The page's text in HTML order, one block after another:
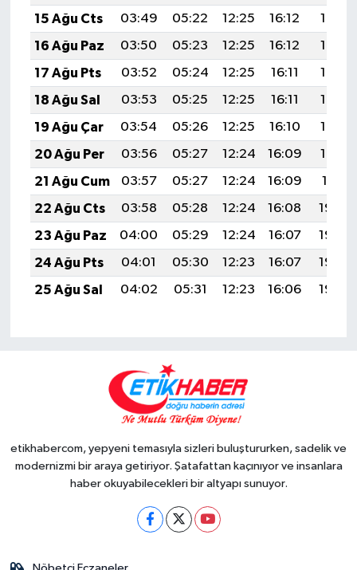
15 Ağu Cts
03:49 05:22 12:25 16:12
19:19
16 Ağu Paz
03:50 05:23 12:25 16:12
19:18
17 Ağu Pts
03:52 05:24 12:25 16:11
19:16
18 Ağu Sal
03:53 05:25 12:25 16:11
19:15
19 Ağu Çar
03:54 05:26 12:25 16:10
19:14
20 Ağu Per
03:56 05:27 12:24 16:09
19:12
21 Ağu Cum
03:57 05:27 12:24 16:09
19:11
22 Ağu Cts
03:58 05:28 12:24 16:08
19:09
23 Ağu Paz
04:00 05:29 12:24 16:07
19:08
24 Ağu Pts
04:01 05:30 12:23 16:07
19:06
25 Ağu Sal
04:02 05:31 12:23 16:06 19:05
etikhabercom, yepyeni temasıyla sizleri buluştururken, sadelik ve
modernizmi bir araya getiriyor. Şatafattan kaçınıyor ve insanlara
haber okuyabilecekleri bir altyapı sunuyor.
Nöbetçi Eczaneler